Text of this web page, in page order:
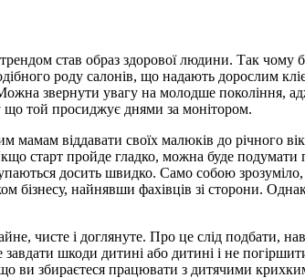
став образ здорової людини. Так чому
роду салонів, що надають дорослим
звернути увагу на молодше покоління,
той просиджує днями за монітором.
мамам віддавати своїх малюків до
старт пройде гладко, можна буде подумати
досить швидко. Само собою
найнявши фахівців зі сторони.
чисте і доглянуте. Про це слід подбати,
шкоди дитині або дитині і не
ви збираєтеся працювати з дитячими